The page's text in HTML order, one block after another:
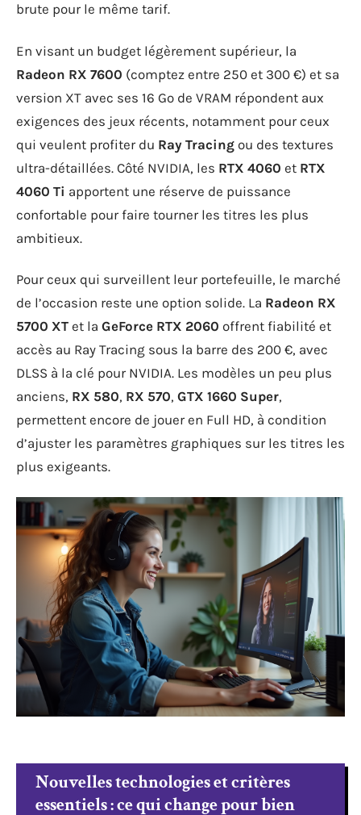
brute pour le même tarif.
En visant un budget légèrement supérieur, la
Radeon RX 7600 (comptez entre 250 et 300 €) et sa
version XT avec ses 16 Go de VRAM répondent aux
exigences des jeux récents, notamment pour ceux
qui veulent profiter du Ray Tracing ou des textures
ultra-détaillées. Côté NVIDIA, les RTX 4060 et RTX
4060 Ti apportent une réserve de puissance
confortable pour faire tourner les titres les plus
ambitieux.
Pour ceux qui surveillent leur portefeuille, le marché
de l’occasion reste une option solide. La Radeon RX
5700 XT et la GeForce RTX 2060 offrent fiabilité et
accès au Ray Tracing sous la barre des 200 €, avec
DLSS à la clé pour NVIDIA. Les modèles un peu plus
anciens, RX 580, RX 570, GTX 1660 Super,
permettent encore de jouer en Full HD, à condition
d’ajuster les paramètres graphiques sur les titres les
plus exigeants.
Nouvelles technologies et critères
essentiels : ce qui change pour bien